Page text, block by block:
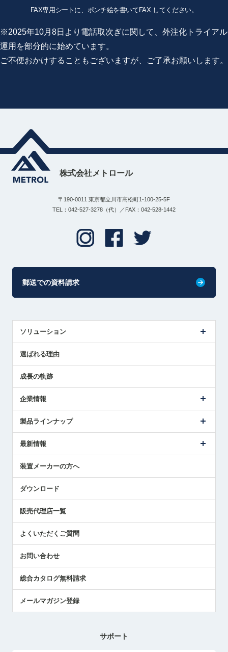
FAX専用シートに、ポンチ絵を書いてFAX してください。
※2025年10月8日より電話取次ぎに関して、外注化トライアル
運用を部分的に始めています。
ご不便おかけすることもございますが、ご了承お願いします。
株式会社メトロール
〒190-0011 東京都立川市高松町1-100-25-5F
TEL：042-527-3278（代）／FAX：042-528-1442
郵送での資料請求
ソリューション
解決策提案
選ばれる理由
成長の軌跡
企業情報
ごあいさつ
受賞履歴
採用情報
国/地域/言語
製品ラインナップ
ツールセッタ製品
エアマイクロセンサ製品
最新情報
メトロールの技術
社員ブログ
中小企業のBCP地震対策
センサのテクニカルガイド
社長ブログ
装置メーカーの方へ
ダウンロード
販売代理店一覧
よくいただくご質問
お問い合わせ
総合カタログ無料請求
メールマガジン登録
サポート